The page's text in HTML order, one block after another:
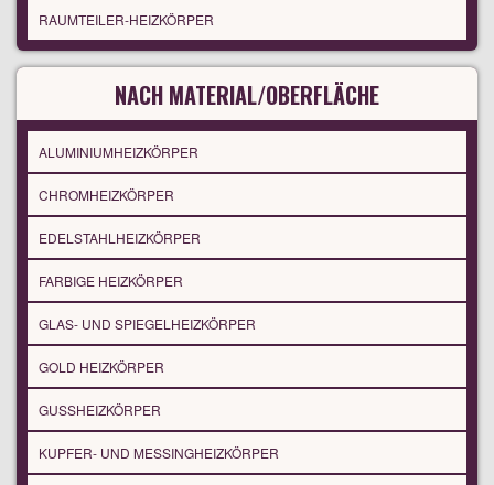
RAUMTEILER-HEIZKÖRPER
NACH MATERIAL/OBERFLÄCHE
ALUMINIUMHEIZKÖRPER
CHROMHEIZKÖRPER
EDELSTAHLHEIZKÖRPER
FARBIGE HEIZKÖRPER
GLAS- UND SPIEGELHEIZKÖRPER
GOLD HEIZKÖRPER
GUSSHEIZKÖRPER
KUPFER- UND MESSINGHEIZKÖRPER